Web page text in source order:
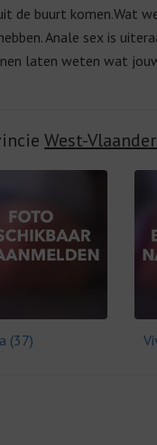
de buurt komen.Wat
Anale sex is
laten weten wat
West-
(37)